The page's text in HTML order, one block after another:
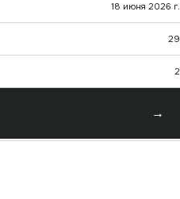
18 июня 2026 г.
29
2
→